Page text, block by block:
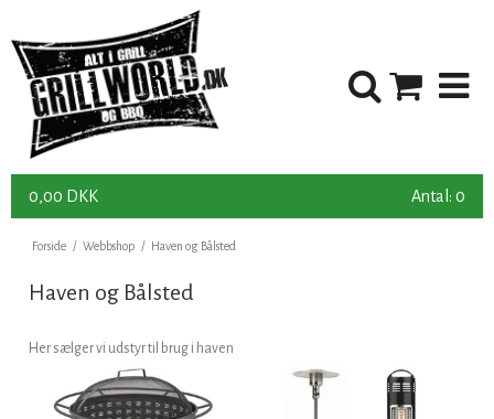
0,00 DKK Antal: 0
Forside / Webbshop / Haven og Bålsted
Haven og Bålsted
Her sælger vi udstyr til brug i haven